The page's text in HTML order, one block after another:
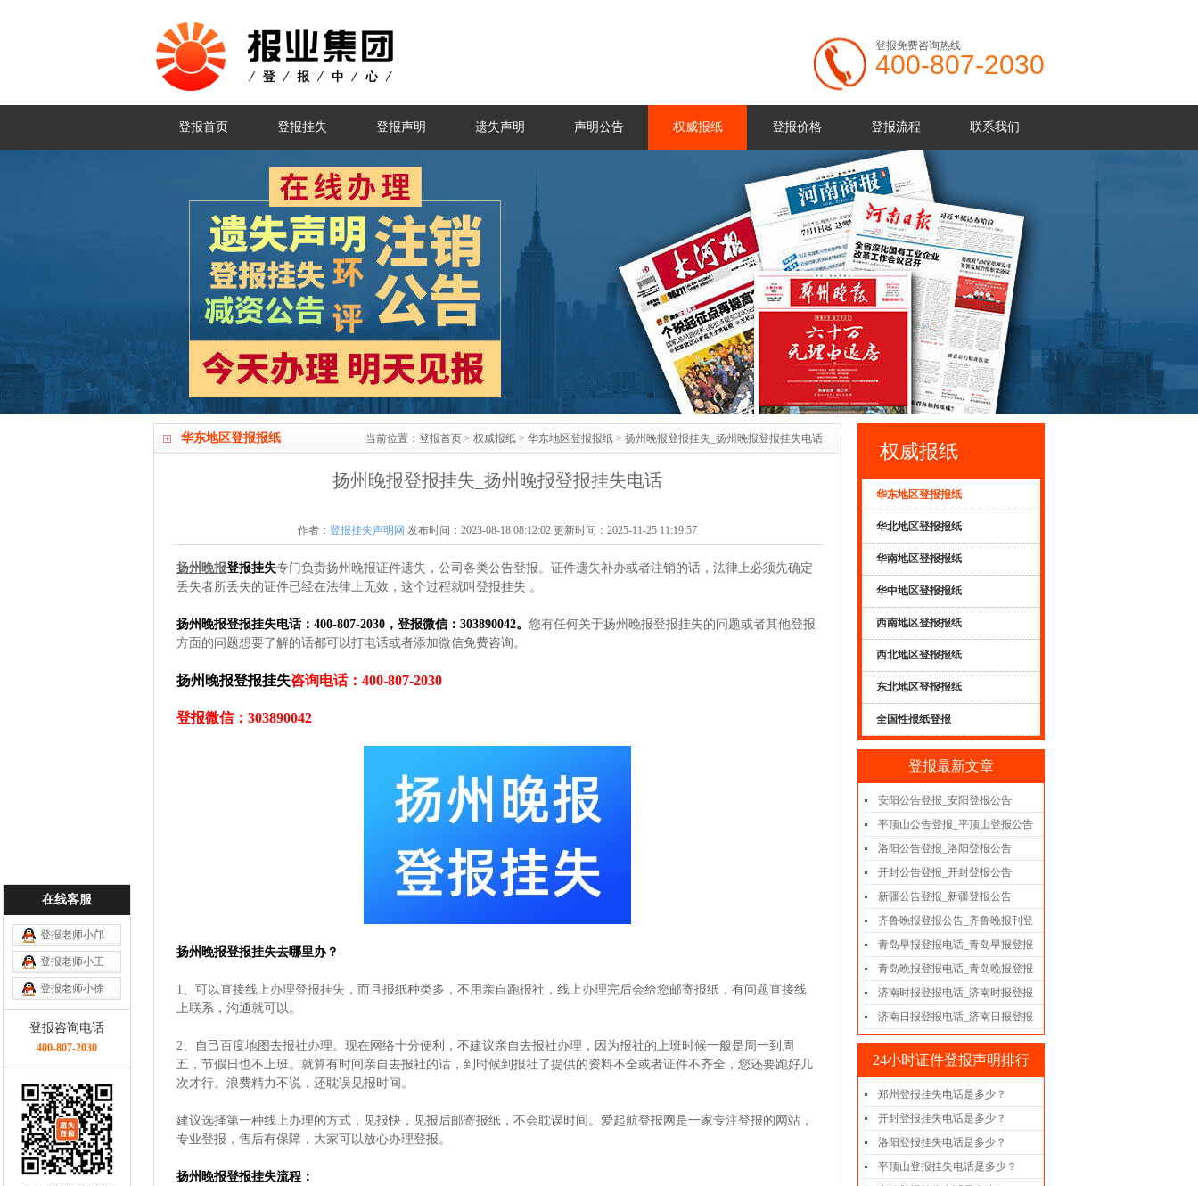
登报免费咨询热线
400-807-2030
登报首页 登报挂失 登报声明 遗失声明 声明公告 权威报纸 登报价格 登报流程 联系我们
华东地区登报报纸 当前位置： 登报首页 > 权威报纸 > 华东地区登报报纸 > 扬州晚报登报挂失_扬州晚报登报挂失电话
扬州晚报登报挂失_扬州晚报登报挂失电话
作者： 登报挂失声明网 发布时间：2023-08-18 08:12:02 更新时间：2025-11-25 11:19:57
扬州晚报登报挂失专门负责扬州晚报证件遗失，公司各类公告登报。证件遗失补办或者注销的话，法律上必须先确定
丢失者所丢失的证件已经在法律上无效，这个过程就叫登报挂失 。
扬州晚报登报挂失电话：400-807-2030，登报微信：303890042。 您有任何关于扬州晚报登报挂失的问题或者其他登报
方面的问题想要了解的话都可以打电话或者添加微信免费咨询。
扬州晚报登报挂失咨询电话：400-807-2030
登报微信：303890042
扬州晚报登报挂失去哪里办？
1、可以直接线上办理登报挂失，而且报纸种类多，不用亲自跑报社，线上办理完后会给您邮寄报纸，有问题直接线
上联系，沟通就可以。
2、自己百度地图去报社办理。现在网络十分便利，不建议亲自去报社办理，因为报社的上班时候一般是周一到周
五，节假日也不上班。就算有时间亲自去报社的话，到时候到报社了提供的资料不全或者证件不齐全，您还要跑好几
次才行。浪费精力不说，还耽误见报时间。
建议选择第一种线上办理的方式，见报快，见报后邮寄报纸，不会耽误时间。爱起航登报网是一家专注登报的网站，
专业登报，售后有保障，大家可以放心办理登报。
扬州晚报登报挂失流程：
权威报纸
华东地区登报报纸
华北地区登报报纸
华南地区登报报纸
华中地区登报报纸
西南地区登报报纸
西北地区登报报纸
东北地区登报报纸
全国性报纸登报
登报最新文章
安阳公告登报_安阳登报公告
平顶山公告登报_平顶山登报公告
洛阳公告登报_洛阳登报公告
开封公告登报_开封登报公告
新疆公告登报_新疆登报公告
齐鲁晚报登报公告_齐鲁晚报刊登
青岛早报登报电话_青岛早报登报
青岛晚报登报电话_青岛晚报登报
济南时报登报电话_济南时报登报
济南日报登报电话_济南日报登报
24小时证件登报声明排行
郑州登报挂失电话是多少？
开封登报挂失电话是多少？
洛阳登报挂失电话是多少？
平顶山登报挂失电话是多少？
在线客服
登报老师小邝
登报老师小王
登报老师小徐
登报咨询电话
400-807-2030